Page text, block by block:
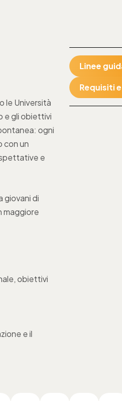
le Università
e gli obiettivi
ogni
con un
e
giovani di
maggiore
obiettivi
e il
Linee
Requisiti